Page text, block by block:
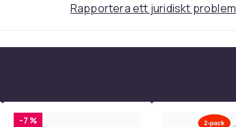
för en mer bekväm och avslappnad stund.
Rapportera ett juridiskt problem
-7 %